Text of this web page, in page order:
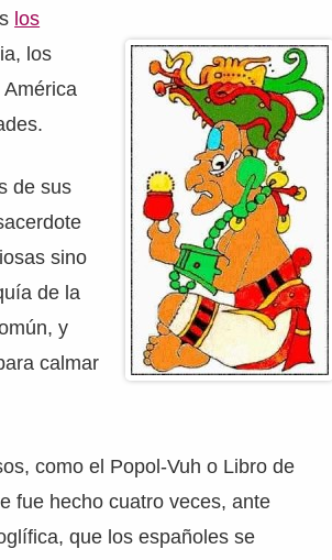
los
los
de sus
sino
de la
y
calmar
como el Popol-Vuh o Libro de
fue hecho cuatro veces, ante
que los españoles se